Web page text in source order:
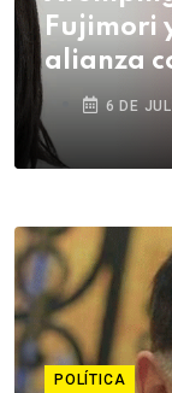
Fujimori
alianza
6 DE
POLÍTICA